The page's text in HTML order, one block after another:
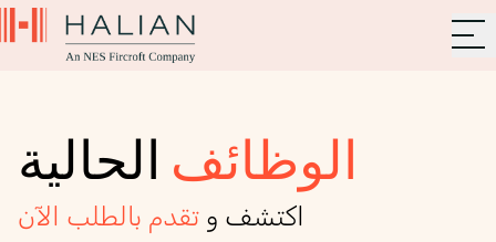
الوظائف الحالية
اكتشف و تقدم بالطلب الآن